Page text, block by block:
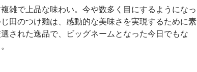
雑で上品な味わい。今や数多く目にするようになっ
田のつけ麺は、感動的な美味さを実現するために素
された逸品で、ビッグネームとなった今日でもな